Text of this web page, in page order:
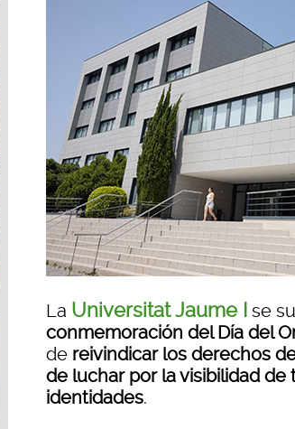
La Universitat Jaume I
se
conmemoración del Día del
de reivindicar los derechos
de luchar por la visibilidad de
identidades.